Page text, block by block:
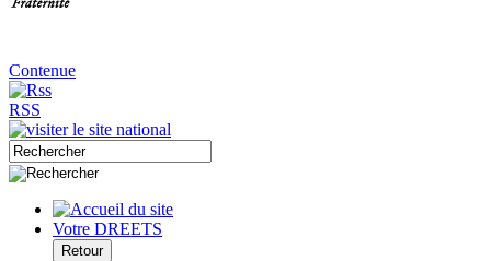
Contenue
RSS
Votre DREETS
Retour